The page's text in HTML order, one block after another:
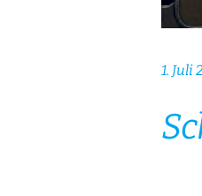
1. Juli